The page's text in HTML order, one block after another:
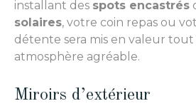
installant des spots encastrés
solaires, votre coin repas ou
détente sera mis en valeur
atmosphère agréable.
Miroirs d’extérieur